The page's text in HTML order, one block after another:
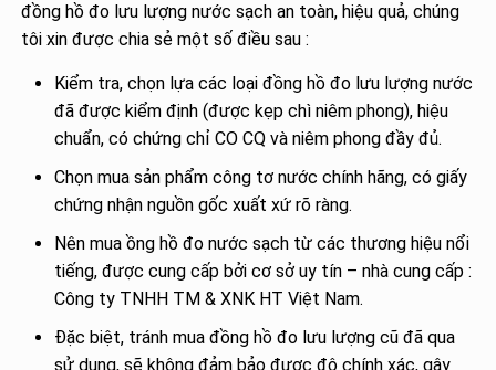
đồng hồ đo lưu lượng nước sạch an toàn, hiệu quả, chúng
tôi xin được chia sẻ một số điều sau :
Kiểm tra, chọn lựa các loại đồng hồ đo lưu lượng nước
đã được kiểm định (được kẹp chì niêm phong), hiệu
chuẩn, có chứng chỉ CO CQ và niêm phong đầy đủ.
Chọn mua sản phẩm công tơ nước chính hãng, có giấy
chứng nhận nguồn gốc xuất xứ rõ ràng.
Nên mua ồng hồ đo nước sạch từ các thương hiệu nổi
tiếng, được cung cấp bởi cơ sở uy tín – nhà cung cấp :
Công ty TNHH TM & XNK HT Việt Nam.
Đặc biệt, tránh mua đồng hồ đo lưu lượng cũ đã qua
sử dụng, sẽ không đảm bảo được độ chính xác, gây